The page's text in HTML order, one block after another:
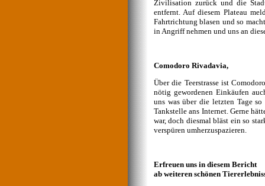
Zivilisation zurück und die
entfernt. Auf diesem Plateau
Fahrtrichtung blasen und so
in Angriff nehmen und uns an
Comodoro Rivadavia,
Über die Teerstrasse ist
nötig gewordenen Einkäufen
uns was über die letzten Tage
Tankstelle ans Internet. Gerne
war, doch diesmal bläst ein so
verspüren umherzuspazieren.
Erfreuen uns in diesem Bericht
ab weiteren schönen